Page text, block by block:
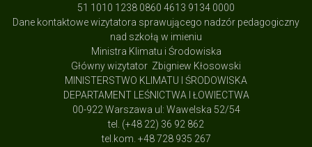
51 1010 1238 0860 4613 9134 0000
Dane kontaktowe wizytatora sprawującego nadzór pedagogiczny
nad szkołą w imieniu
Ministra Klimatu i Środowiska
Główny wizytator Zbigniew Kłosowski
MINISTERSTWO KLIMATU I ŚRODOWISKA
DEPARTAMENT LEŚNICTWA I ŁOWIECTWA
00-922 Warszawa ul: Wawelska 52/54
tel. (+48 22) 36 92 862
tel.kom. +48 728 935 267